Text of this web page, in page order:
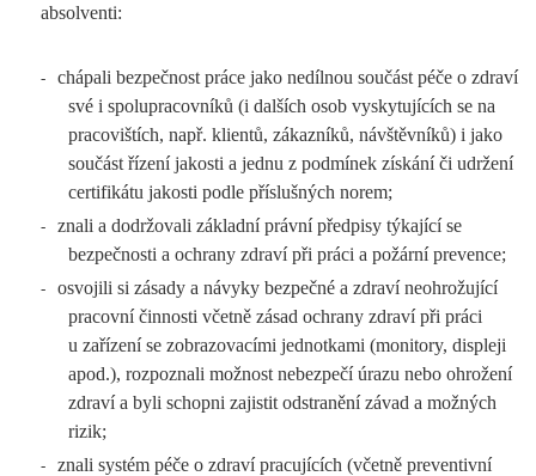
absolventi:
-
chápali bezpečnost práce jako nedílnou součást péče o zdraví
své i spolupracovníků (i dalších osob vyskytujících se na
pracovištích, např. klientů, zákazníků, návštěvníků) i jako
součást řízení jakosti a jednu z podmínek získání či udržení
certifikátu jakosti podle příslušných norem;
-
znali a dodržovali základní právní předpisy týkající se
bezpečnosti a ochrany zdraví při práci a požární prevence;
-
osvojili si zásady a návyky bezpečné a zdraví neohrožující
pracovní činnosti včetně zásad ochrany zdraví při práci
u zařízení se zobrazovacími jednotkami (monitory, displeji
apod.), rozpoznali možnost nebezpečí úrazu nebo ohrožení
zdraví a byli schopni zajistit odstranění závad a možných
rizik;
-
znali systém péče o zdraví pracujících (včetně preventivní